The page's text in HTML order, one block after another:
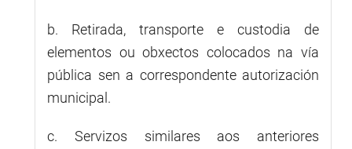
b. Retirada, transporte e custodia de
elementos ou obxectos colocados na vía
pública sen a correspondente autorización
municipal.
c. Servizos similares aos anteriores